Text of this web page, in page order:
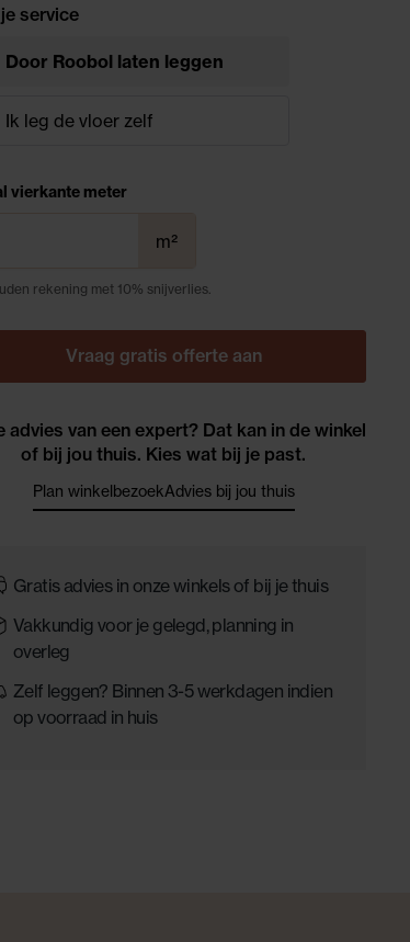
service
Door Roobol laten leggen
Ik leg de vloer zelf
vierkante meter
m²
rekening met 10% snijverlies.
Vraag gratis offerte aan
advies van een expert? Dat kan in de winkel
of bij jou thuis. Kies wat bij je past.
Plan winkelbezoekAdvies bij jou thuis
Gratis advies in onze winkels of bij je thuis
Vakkundig voor je gelegd, planning in
overleg
Zelf leggen? Binnen 3-5 werkdagen indien
op voorraad in huis